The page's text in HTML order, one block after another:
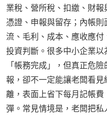
業稅、營所稅、扣繳、財報
憑證、申報與留存；內帳
流、毛利、成本、應收應
投資判斷。很多中小企業
「帳務完成」，但真正危
報，卻不一定能讓老闆看
離，表面上省下每月記帳
彈。常見情境是，老闆把